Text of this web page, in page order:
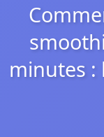
minutes :